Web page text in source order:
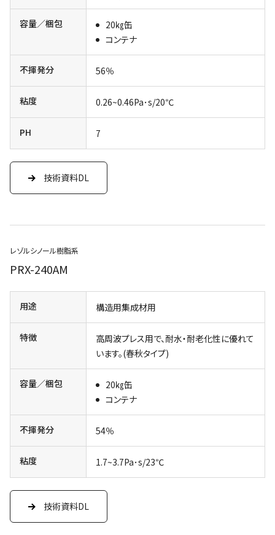
容量／梱包
20㎏缶
コンテナ
不揮発分 56％
粘度 0.26~0.46Pa･s/20℃
PH 7
技術資料DL
レゾルシノール樹脂系
PRX-240AM
用途 構造用集成材用
特徴
高周波プレス用で、耐水・耐老化性に優れて
います。(春秋タイプ)
容量／梱包
20㎏缶
コンテナ
不揮発分 54％
粘度 1.7~3.7Pa･s/23℃
技術資料DL